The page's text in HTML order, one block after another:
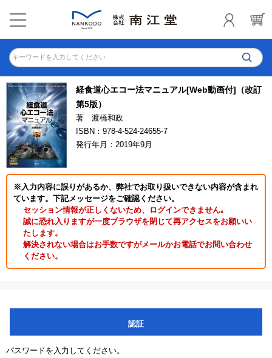
キーワードを入力してください
経食道心エコー法マニュアル[Web動画付]（改訂
第5版）
著 渡橋和政
ISBN：978-4-524-24655-7
発行年月：2019年9月
※入力内容に誤りがあるか、弊社でお取り扱いできない内容が含まれ
ています。下記メッセージをご確認ください。
セッション情報が正しくないため、ログインできません｡
誠に恐れ入りますが一度ブラウザを閉じて再アクセスをお願いい
たします。
解決されない場合はお手数ですがメールかお電話でお問い合わせ
ください。
認証
パスワードを入力してください。